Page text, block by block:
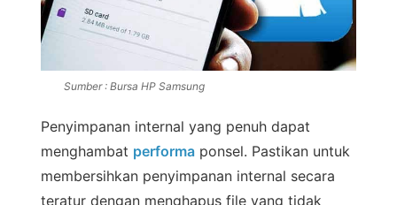
Sumber : Bursa HP Samsung
Penyimpanan internal yang penuh dapat
menghambat performa ponsel. Pastikan untuk
membersihkan penyimpanan internal secara
teratur dengan menghapus file yang tidak